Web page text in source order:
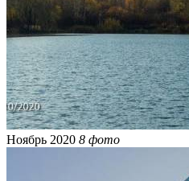
Ноябрь 2020 8 фото